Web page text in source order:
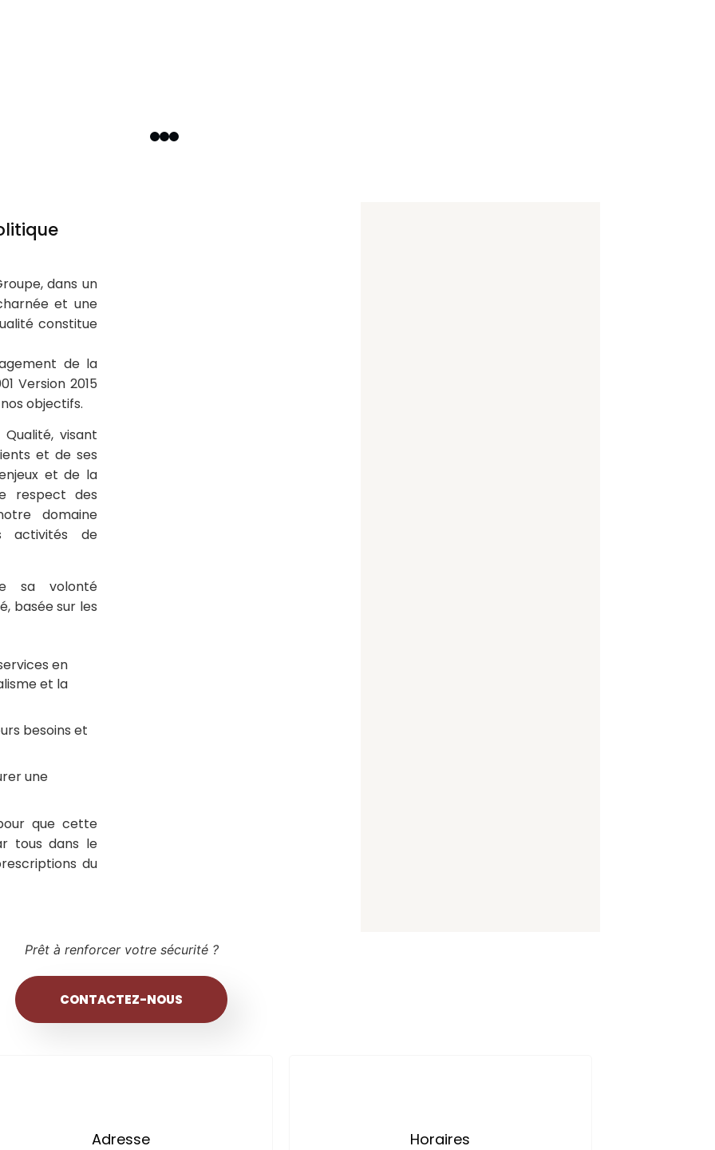
dans un
et une
constitue
de la
Version 2015
objectifs.
Qualité, visant
et de ses
et de la
respect des
domaine
activités de
sa volonté
basée sur les
en
et la
besoins et
une
que cette
tous dans le
du
Prêt à renforcer votre sécurité ?
CONTACTEZ-NOUS
Adresse Horaires